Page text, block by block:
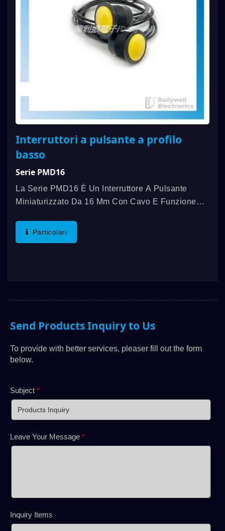
Interruttori a pulsante a profilo
basso
Serie PMD16
La Serie PMD16 È Un Interruttore A Pulsante
Miniaturizzato Da 16 Mm Con Cavo E Funzione
Rivela Solo Circa 4 Mm, La Durata Meccanica È
Fino A 1.000.000 Di Volte,...
Particolari